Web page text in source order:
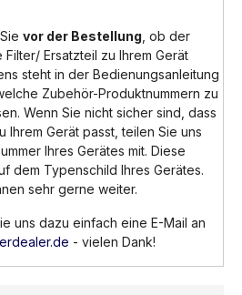
vor der Bestellung , ob der
Filter/ Ersatzteil zu Ihrem Gerät
steht in der Bedienungsanleitung
Zubehör-Produktnummern zu
Wenn Sie nicht sicher sind, dass
Ihrem Gerät passt, teilen Sie uns
Ihres Gerätes mit. Diese
dem Typenschild Ihres Gerätes.
sehr gerne weiter.
uns dazu einfach eine E-Mail an
- vielen Dank!